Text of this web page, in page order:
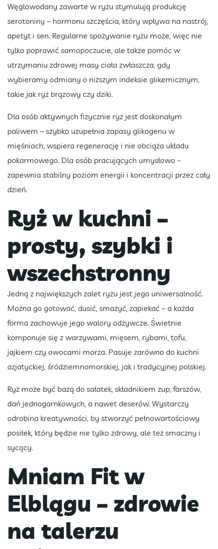
Węglowodany zawarte w ryżu stymulują produkcję
serotoniny – hormonu szczęścia, który wpływa na nastrój,
apetyt i sen. Regularne spożywanie ryżu może, więc nie
tylko poprawić samopoczucie, ale także pomóc w
utrzymaniu zdrowej masy ciała zwłaszcza, gdy
wybieramy odmiany o niższym indeksie glikemicznym,
takie jak ryż brązowy czy dziki.
Dla osób aktywnych fizycznie ryż jest doskonałym
paliwem – szybko uzupełnia zapasy glikogenu w
mięśniach, wspiera regenerację i nie obciąża układu
pokarmowego. Dla osób pracujących umysłowo –
zapewnia stabilny poziom energii i koncentracji przez cały
dzień.
Ryż w kuchni –
prosty, szybki i
wszechstronny
Jedną z największych zalet ryżu jest jego uniwersalność.
Można go gotować, dusić, smażyć, zapiekać – a każda
forma zachowuje jego walory odżywcze. Świetnie
komponuje się z warzywami, mięsem, rybami, tofu,
jajkiem czy owocami morza. Pasuje zarówno do kuchni
azjatyckiej, śródziemnomorskiej, jak i tradycyjnej polskiej.
Ryż może być bazą do sałatek, składnikiem zup, farszów,
dań jednogarnkowych, a nawet deserów. Wystarczy
odrobina kreatywności, by stworzyć pełnowartościowy
posiłek, który będzie nie tylko zdrowy, ale też smaczny i
sycący.
Mniam Fit w
Elblągu – zdrowie
na talerzu